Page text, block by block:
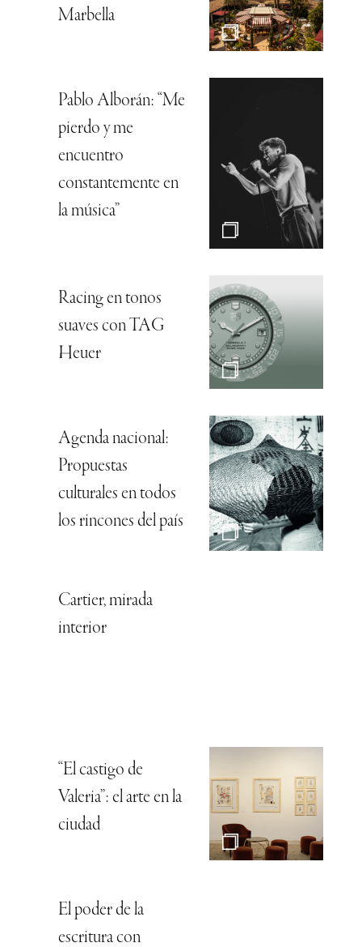
Marbella
Pablo Alborán: “Me
pierdo y me
encuentro
constantemente en
la música”
Racing en tonos
suaves con TAG
Heuer
Agenda nacional:
Propuestas
culturales en todos
los rincones del país
Cartier, mirada
interior
“El castigo de
Valeria”: el arte en la
ciudad
El poder de la
escritura con